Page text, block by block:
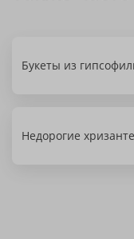
Букеты из
Недорогие